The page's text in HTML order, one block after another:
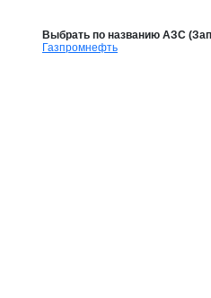
Выбрать по названию АЗС
Газпромнефть